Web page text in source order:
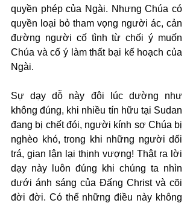
quyền phép của Ngài. Nhưng Chúa có
quyền loại bỏ tham vọng người ác, cản
đường người cố tình từ chối ý muốn
Chúa và cố ý làm thất bại kế hoạch của
Ngài.
Sự dạy dỗ này đôi lúc dường như
không đúng, khi nhiều tín hữu tại Sudan
đang bị chết đói, người kính sợ Chúa bị
nghèo khó, trong khi những người dối
trá, gian lận lại thịnh vượng! Thật ra lời
dạy này luôn đúng khi chúng ta nhìn
dưới ánh sáng của Đấng Christ và cõi
đời đời. Có thể những điều này không